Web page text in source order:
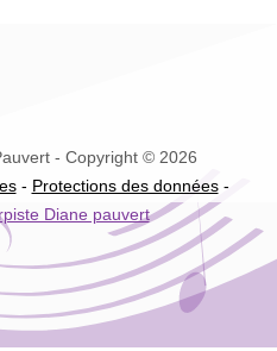
- Copyright © 2026
- Protections des données-
Diane pauvert